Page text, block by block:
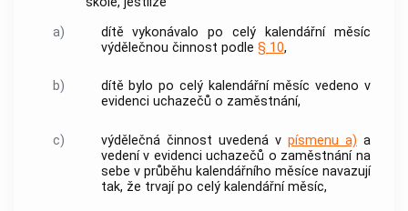
a)
dítě vykonávalo po celý kalendářní měsíc
výdělečnou činnost podle § 10,
b)
dítě bylo po celý kalendářní měsíc vedeno v
evidenci uchazečů o zaměstnání,
c) výdělečná činnost uvedená v písmenu a) a
vedení v evidenci uchazečů o zaměstnání na
sebe v průběhu kalendářního měsíce navazují
tak, že trvají po celý kalendářní měsíc,